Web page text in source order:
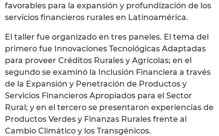
favorables para la expansión y profundización de los
servicios financieros rurales en Latinoamérica.
El taller fue organizado en tres paneles. El tema del
primero fue Innovaciones Tecnológicas Adaptadas
para proveer Créditos Rurales y Agrícolas; en el
segundo se examinó la Inclusión Financiera a través
de la Expansión y Penetración de Productos y
Servicios Financieros Apropiados para el Sector
Rural; y en el tercero se presentaron experiencias de
Productos Verdes y Finanzas Rurales frente al
Cambio Climático y los Transgénicos.